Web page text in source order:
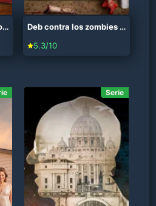
Dragones: Carrera al borde (2015)
Deb contra los zombies (2015)
5.3/10
Serie